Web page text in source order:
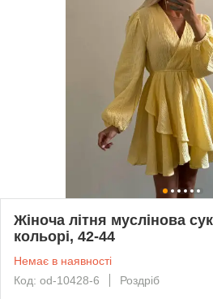
Жіноча літня муслінова
кольорі, 42-44
Немає в наявності
Код: od-10428-6
Роздріб